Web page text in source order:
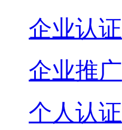
企业认证
企业推广
个人认证